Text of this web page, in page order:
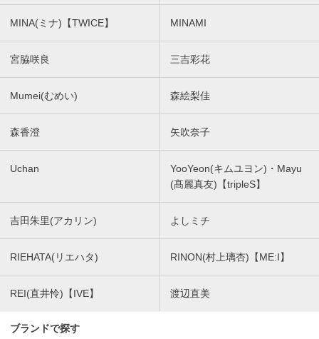
MINA(ミナ)【TWICE】 MINAMI
宮脇咲良 三吉彩花
Mumei(むめい) 森絵梨佳
森香澄 矢吹奈子
Uchan
YooYeon(キムユヨン)・Mayu
(髙麗真友)【tripleS】
吉田朱里(アカリン) よしミチ
RIEHATA(リエハタ) RINON(村上璃杏)【ME:I】
REI(直井怜)【IVE】 渡辺直美
ブランドで探す